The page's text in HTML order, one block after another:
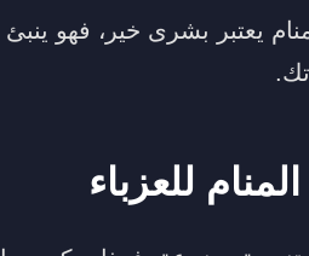
يعتبر بشرى خير، فهو ينبئ
للعزباء